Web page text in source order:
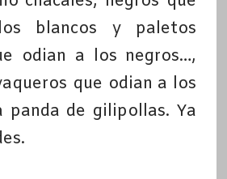
blancos y paletos
odian a los negros…,
que odian a los
panda de gilipollas. Ya